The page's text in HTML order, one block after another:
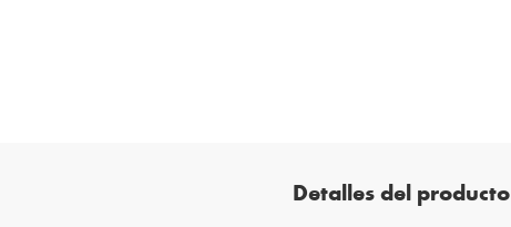
Detalles del producto